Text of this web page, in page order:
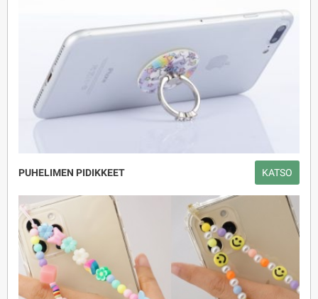
PUHELIMEN PIDIKKEET KATSO